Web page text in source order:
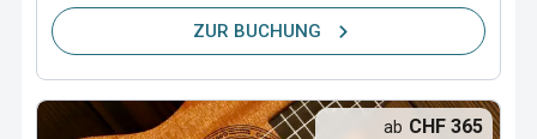
ZUR BUCHUNG
ab CHF 365